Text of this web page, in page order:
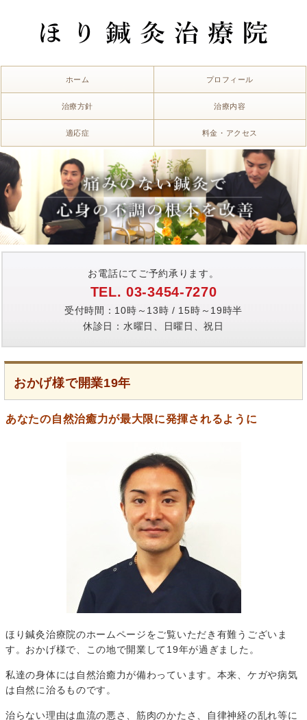
ホーム プロフィール
治療方針 治療内容
適応症 料金・アクセス
お電話にてご予約承ります。
TEL. 03-3454-7270
受付時間：10時～13時 / 15時～19時半
休診日：水曜日、日曜日、祝日
おかげ様で開業19年
あなたの自然治癒力が最大限に発揮されるように
ほり鍼灸治療院のホームページをご覧いただき有難うございま
す。おかげ様で、この地で開業して19年が過ぎました。
私達の身体には自然治癒力が備わっています。本来、ケガや病気
は自然に治るものです。
治らない理由は血流の悪さ、筋肉のかたさ、自律神経の乱れ等に